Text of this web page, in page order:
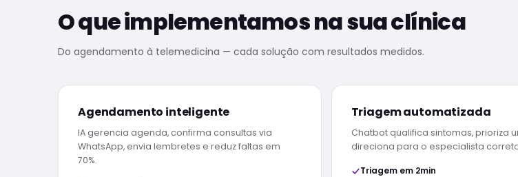
O que implementamos na sua clínica
Do agendamento à telemedicina — cada solução com resultados medidos.
Agendamento inteligente
IA gerencia agenda, confirma consultas via
WhatsApp, envia lembretes e reduz faltas em
70%.
Triagem automatizada
Chatbot qualifica sintomas, prioriza
direciona para o especialista
Triagem em 2min